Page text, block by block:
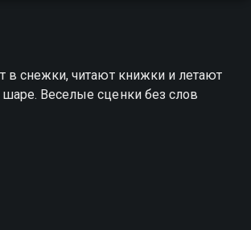
в снежки, читают книжки и летают
Веселые сценки без слов